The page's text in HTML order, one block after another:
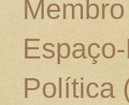
Política